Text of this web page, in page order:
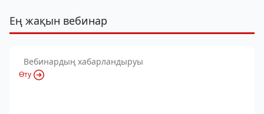
Ең жақын вебинар
Вебинардың хабарландыруы
Өту